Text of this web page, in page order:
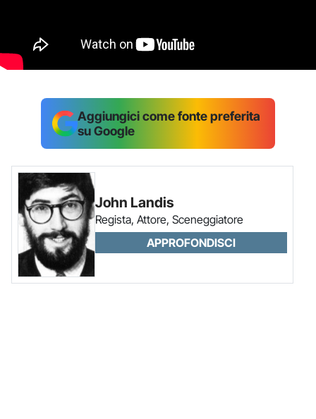
Aggiungici come fonte preferita
su Google
John Landis
Regista, Attore, Sceneggiatore
APPROFONDISCI